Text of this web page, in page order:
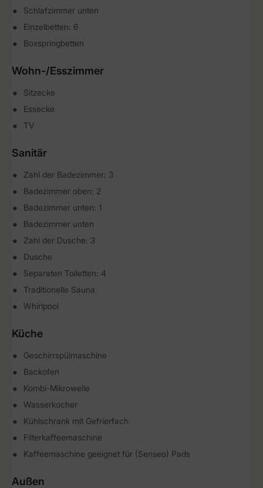
Schlafzimmer unten
Einzelbetten: 6
Boxspringbetten
Wohn-/Esszimmer
Sitzecke
Essecke
TV
Sanitär
Zahl der Badezimmer: 3
Badezimmer oben: 2
Badezimmer unten: 1
Badezimmer unten
Zahl der Dusche: 3
Dusche
Separaten Toiletten: 4
Traditionelle Sauna
Whirlpool
Küche
Geschirrspülmaschine
Backofen
Kombi-Mikrowelle
Wasserkocher
Kühlschrank mit Gefrierfach
Filterkaffeemaschine
Kaffeemaschine geeignet für (Senseo) Pads
Außen